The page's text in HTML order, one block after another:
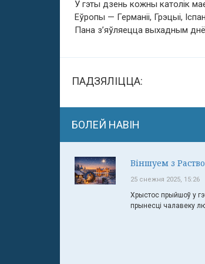
У гэты дзень кожны католік
Еўропы — Германіі, Грэцыі,
Пана з’яўляецца выхадным
ПАДЗЯЛІЦЦА:
БОЛЕЙ НАВІН
Віншуем з
25 снежня 2025, 15:26
Хрыстос прыйшоў у
прынесці чалавеку